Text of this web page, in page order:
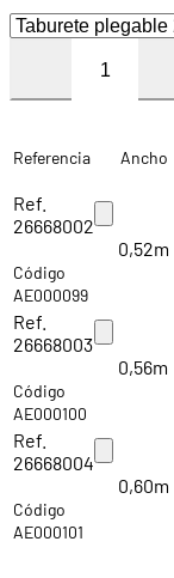
Referencia Ancho
Ref.
26668002
Código
AE000099
0,52m
Ref.
26668003
Código
AE000100
0,56m
Ref.
26668004
Código
AE000101
0,60m